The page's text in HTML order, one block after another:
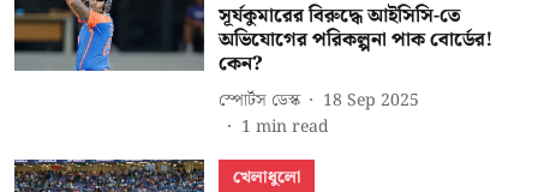
সূর্যকুমারের বিরুদ্ধে আইসিসি-তে
অভিযোগের পরিকল্পনা পাক বোর্ডের!
কেন?
স্পোর্টস ডেস্ক
18 Sep 2025
1 min read
খেলাধুলো